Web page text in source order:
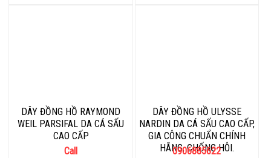
DÂY ĐỒNG HỒ RAYMOND
WEIL PARSIFAL DA CÁ SẤU
CAO CẤP
Call
DÂY ĐỒNG HỒ ULYSSE
NARDIN DA CÁ SẤU CAO CẤP,
GIA CÔNG CHUẨN CHÍNH
HÃNG, CHỐNG HÔI.
0906885622